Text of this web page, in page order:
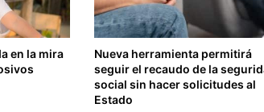
en la mira
Nueva herramienta permitirá
seguir el recaudo de la
social sin hacer solicitudes al
Estado